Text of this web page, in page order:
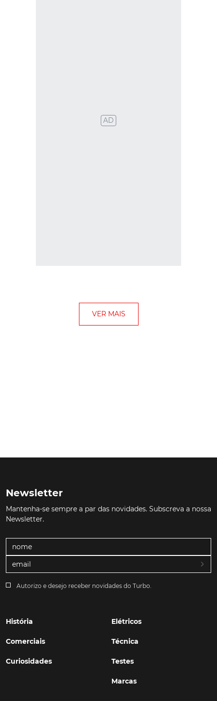
Newsletter
Mantenha-se sempre a par das novidades. Subscreva a nossa
Newsletter.
Autorizo e desejo receber novidades do Turbo.
História
Comerciais
Curiosidades
Elétricos
Técnica
Testes
Marcas